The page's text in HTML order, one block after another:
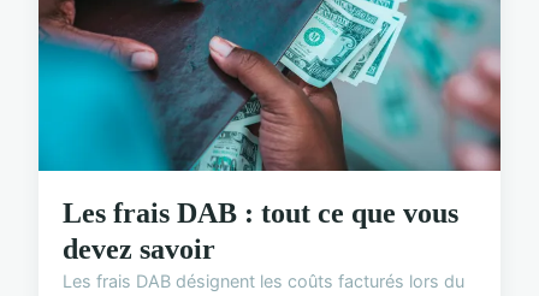
Les frais DAB : tout ce que vous
devez savoir
Les frais DAB désignent les coûts facturés lors du